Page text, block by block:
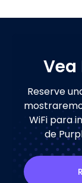
Vea
Reserve
WiFi para
de